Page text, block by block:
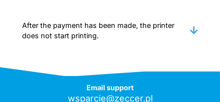
After the payment has been made, the printer
does not start printing.
Email support
wsparcie@zeccer.pl